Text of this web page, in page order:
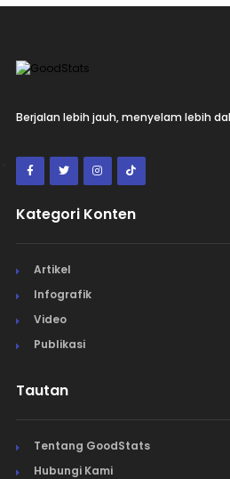
Berjalan lebih jauh, menyelam lebih
Kategori Konten
Artikel
Infografik
Video
Publikasi
Tautan
Tentang GoodStats
Hubungi Kami